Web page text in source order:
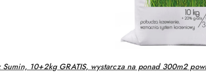
Sumin, 10+2kg GRATIS, wystarcza na ponad 300m2